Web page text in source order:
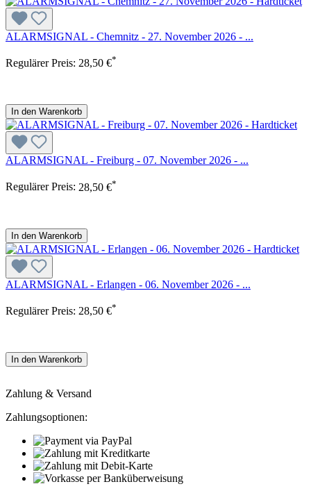
ALARMSIGNAL - Chemnitz - 27. November 2026 - ...
Regulärer Preis: 28,50 €*
In den Warenkorb
ALARMSIGNAL - Freiburg - 07. November 2026 - ...
Regulärer Preis: 28,50 €*
In den Warenkorb
ALARMSIGNAL - Erlangen - 06. November 2026 - ...
Regulärer Preis: 28,50 €*
In den Warenkorb
Zahlung & Versand
Zahlungsoptionen: